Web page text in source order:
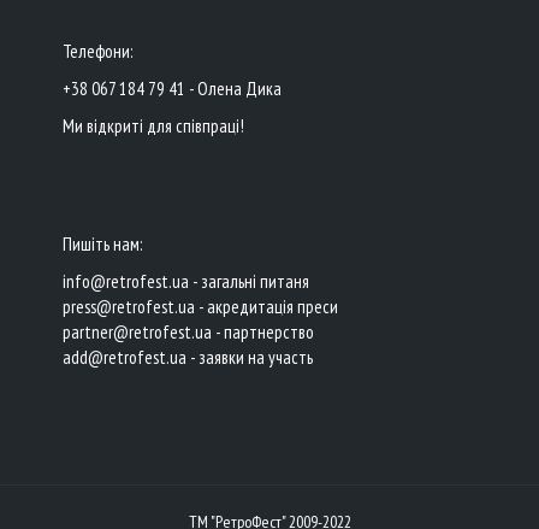
Телефони:
+38 067 184 79 41 - Олена Дика
Ми відкриті для співпраці!
Пишіть нам:
info@retrofest.ua - загальні питаня
press@retrofest.ua - акредитація преси
partner@retrofest.ua - партнерство
add@retrofest.ua - заявки на участь
ТМ "РетроФест" 2009-2022